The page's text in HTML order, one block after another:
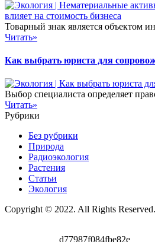
Товарный знак является объектом
Читать»
Как выбрать юриста для
Выбор специалиста определяет
Читать»
Рубрики
Без рубрики
Природа
Радиоэкология
Растения
Статьи
Экология
Copyright © 2022. All Rights Reserved.
d77987f084fbe82e